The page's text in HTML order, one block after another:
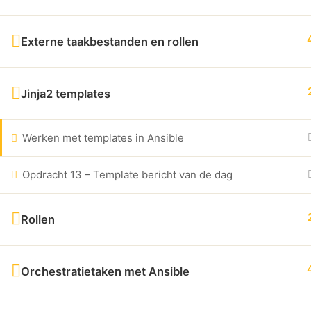
Externe taakbestanden en rollen
Jinja2 templates
Werken met templates in Ansible
Opdracht 13 – Template bericht van de dag
Rollen
Orchestratietaken met Ansible